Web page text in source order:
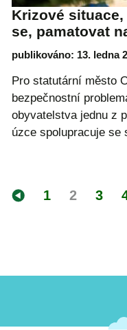
Krizové
se, pamatovat
publikováno: 13. ledna
Pro statutární město
bezpečnostní
obyvatelstva jednu z
úzce spolupracuje
1 2 3